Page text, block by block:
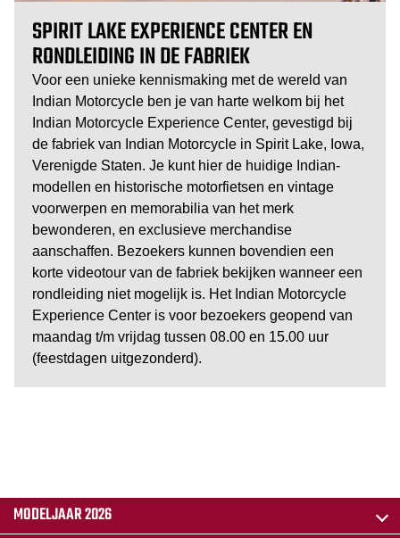
SPIRIT LAKE EXPERIENCE CENTER EN
RONDLEIDING IN DE FABRIEK
Voor een unieke kennismaking met de wereld van
Indian Motorcycle ben je van harte welkom bij het
Indian Motorcycle Experience Center, gevestigd bij
de fabriek van Indian Motorcycle in Spirit Lake, Iowa,
Verenigde Staten. Je kunt hier de huidige Indian-
modellen en historische motorfietsen en vintage
voorwerpen en memorabilia van het merk
bewonderen, en exclusieve merchandise
aanschaffen. Bezoekers kunnen bovendien een
korte videotour van de fabriek bekijken wanneer een
rondleiding niet mogelijk is. Het Indian Motorcycle
Experience Center is voor bezoekers geopend van
maandag t/m vrijdag tussen 08.00 en 15.00 uur
(feestdagen uitgezonderd).
MODELJAAR 2026